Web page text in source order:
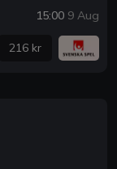
15:00 9 Aug
216 kr